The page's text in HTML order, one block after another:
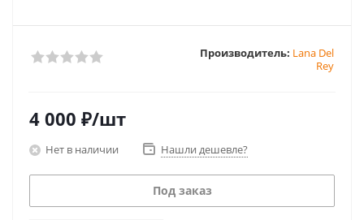
Производитель: Lana Del
Rey
4 000 ₽/шт
Нет в наличии Нашли дешевле?
Под заказ